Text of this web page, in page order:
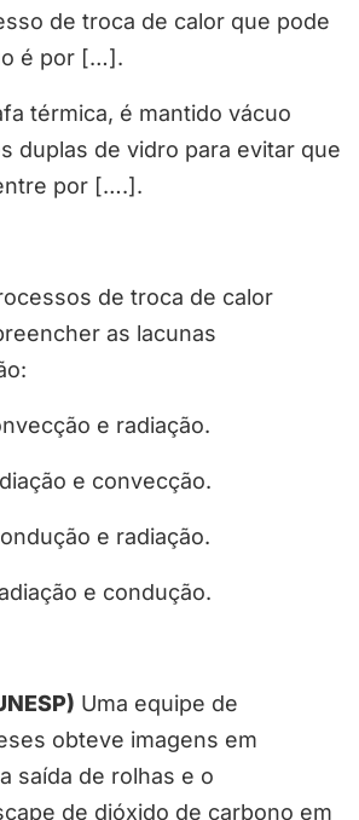
de troca de calor que pode
é por […].
térmica, é mantido vácuo
duplas de vidro para evitar que
por [….].
de troca de calor
as lacunas
e radiação.
e convecção.
e radiação.
e condução.
Uma equipe de
obteve imagens em
saída de rolhas e o
de dióxido de carbono em